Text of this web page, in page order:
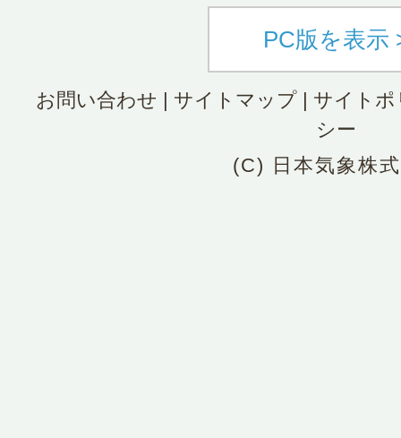
PC版を表示
お問い合わせ | サイトマップ| サイトポ
シー
(C) 日本気象株